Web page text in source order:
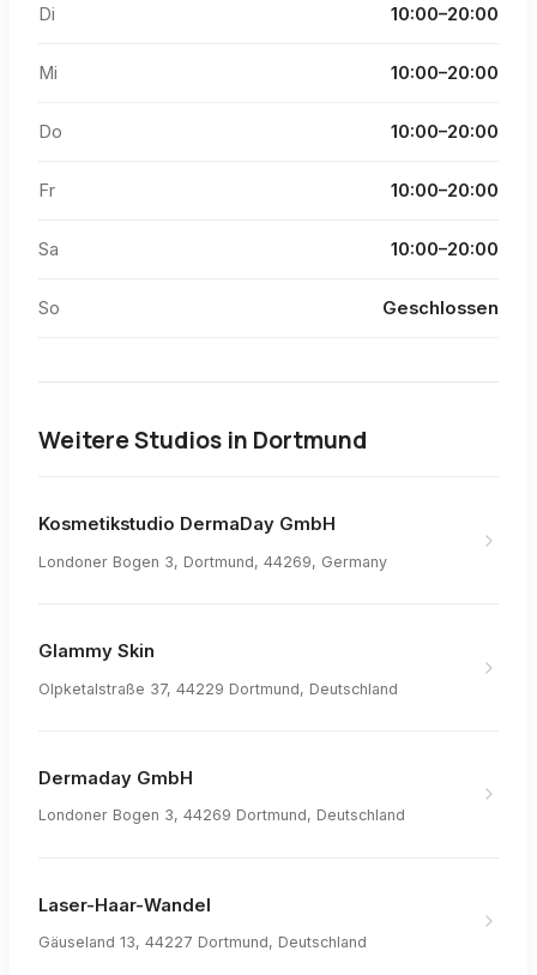
Di 10:00–20:00
Mi 10:00–20:00
Do 10:00–20:00
Fr 10:00–20:00
Sa 10:00–20:00
So Geschlossen
Weitere Studios in Dortmund
Kosmetikstudio DermaDay GmbH
Londoner Bogen 3, Dortmund, 44269, Germany
Glammy Skin
Olpketalstraße 37, 44229 Dortmund, Deutschland
Dermaday GmbH
Londoner Bogen 3, 44269 Dortmund, Deutschland
Laser-Haar-Wandel
Gäuseland 13, 44227 Dortmund, Deutschland